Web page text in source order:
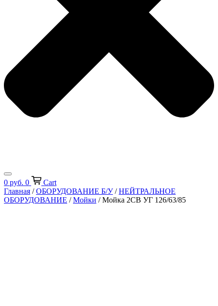
0 руб. 0
Cart
Главная /ОБОРУДОВАНИЕ Б/У/НЕЙТРАЛЬНОЕ
ОБОРУДОВАНИЕ /Мойки / Мойка 2СВ УГ 126/63/85